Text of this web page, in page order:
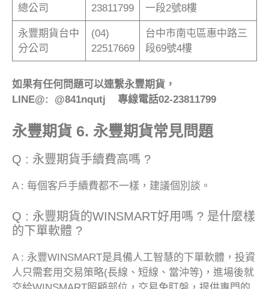
總公司
23811799
一段2號8樓
永豐期貨台中
分公司
(04)
22517669
台中市南屯區惠中路三
段69號4樓
如果有任何問題可以連繫永豐期貨，
LINE@: @841nqutj 專線電話02-23811799
永豐期貨 6. 永豐期貨常見問題
Q : 永豐期貨手續費高嗎 ?
A : 每個客戶手續費都不一樣，建議個別談。
Q : 永豐期貨的WINSMART好用嗎 ? 是什麼樣
的下單軟體 ?
A : 永豐WINSMART是具備人工智慧的下單軟體，投資
人只需套用交易策略(長線、短線、當沖等)，進場後就